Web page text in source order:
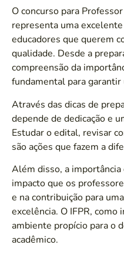
O concurso para
representa uma
educadores que querem
qualidade. Desde a
compreensão da
fundamental para
Através das dicas de
depende de dedicação e
Estudar o edital, revisar
são ações que fazem a
Além disso, a
impacto que os
e na contribuição para
excelência. O IFPR, como
ambiente propício para o
acadêmico.